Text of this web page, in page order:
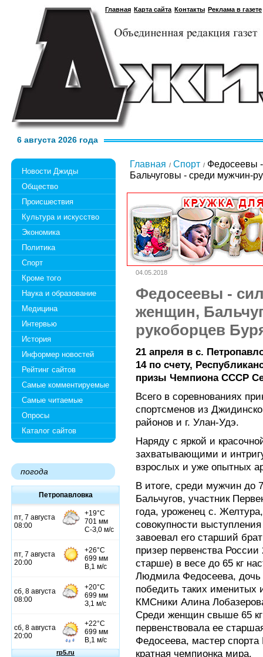
Главная Карта сайта Контакты Реклама в газете
6 августа 2026 года
Новости Джиды
Общество
Происшествия
Культура и искусство
Экономика
Политика
Спорт
Кроме того
Наука и образование
Медицина
Интервью
История
Информер новостей
Рейтинг сайтов
Самые комментируемые
Самые читаемые
Опросы
Каталог сайтов
погода
Петропавловка
Главная Спорт
Федосеевы
Бальчуговы - среди мужчин-
04.05.2018
Федосеевы -
женщин,
рукоборцев
21 апреля в с.
14 по счету,
призы Чемпиона СССР
Всего в соревнованиях
спортсменов из
районов и г. Улан-Удэ.
Наряду с яркой и
захватывающими и
взрослых и уже опытных
В итоге, среди мужчин до
Бальчугов, участник
года, уроженец с.
совокупности
завоевал его старший
призер первенства
старше) в весе до 65 кг
Людмила Федосеева, дочь
победить таких именитых
КМСники Алина
Среди женщин свыше 65
первенствовала ее
Федосеева, мастер
кратная чемпионка мира.